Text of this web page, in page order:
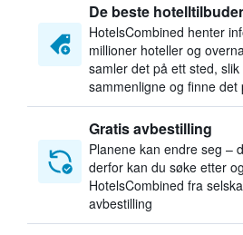
De beste
HotelsCombined henter
millioner hoteller og
samler det på ett sted,
sammenligne og finne
Gratis avbestilling
Planene kan endre seg –
derfor kan du søke etter
HotelsCombined fra
avbestilling